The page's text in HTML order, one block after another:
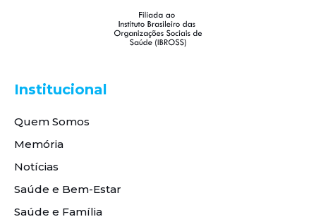
Institucional
Quem Somos
Memória
Notícias
Saúde e Bem-Estar
Saúde e Família